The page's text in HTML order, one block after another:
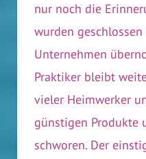
nur noch die
wurden
Unternehmen
Praktiker bleibt
vieler Heimwerker
günstigen Produkte
schworen. Der